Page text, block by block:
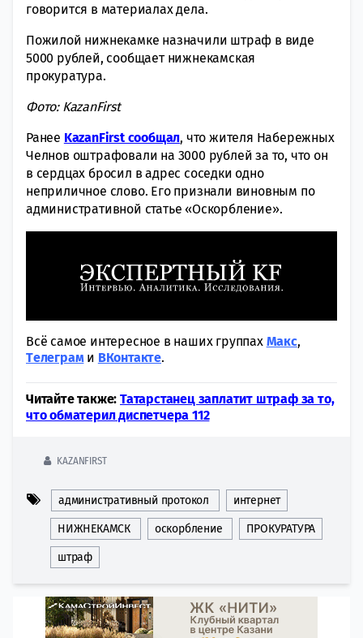
говорится в материалах дела.
Пожилой нижнекамке назначили штраф в виде
5000 рублей, сообщает нижнекамская
прокуратура.
Фото: KazanFirst
Ранее KazanFirst сообщал, что жителя Набережных
Челнов оштрафовали на 3000 рублей за то, что он
в сердцах бросил в адрес соседки одно
неприличное слово. Его признали виновным по
административной статье «Оскорбление».
Всё самое интересное в наших группах Макс,
Tелеграми ВКонтакте.
Читайте также:Татарстанец заплатит штраф за то,
что обматерил диспетчера 112
KAZANFIRST
административный протокол интернет
НИЖНЕКАМСК оскорбление ПРОКУРАТУРА
штраф